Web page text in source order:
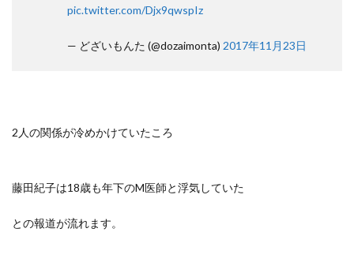
pic.twitter.com/Djx9qwspIz
— どざいもんた (@dozaimonta) 2017年11月23日
2人の関係が冷めかけていたころ
藤田紀子は18歳も年下のM医師と浮気していた
との報道が流れます。